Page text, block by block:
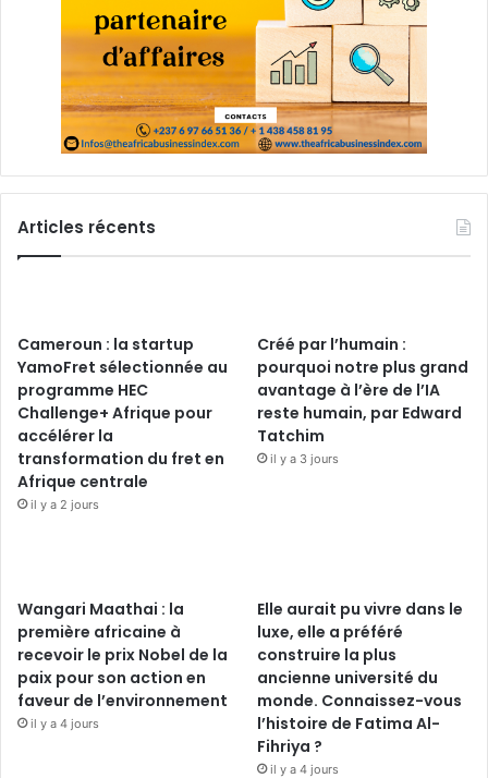
Articles récents
Cameroun : la startup
YamoFret sélectionnée au
programme HEC
Challenge+ Afrique pour
accélérer la
transformation du fret en
Afrique centrale
il y a 2 jours
Créé par l’humain :
pourquoi notre plus grand
avantage à l’ère de l’IA
reste humain, par Edward
Tatchim
il y a 3 jours
Wangari Maathai : la
première africaine à
recevoir le prix Nobel de la
paix pour son action en
faveur de l’environnement
il y a 4 jours
Elle aurait pu vivre dans le
luxe, elle a préféré
construire la plus
ancienne université du
monde. Connaissez-vous
l’histoire de Fatima Al-
Fihriya ?
il y a 4 jours